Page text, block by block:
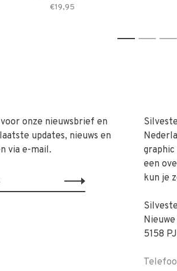
€19,95
1 2 3
onze nieuwsbrief en
updates, nieuws en
via e-mail.
graphic
een
kun je
Nieuwe
5158